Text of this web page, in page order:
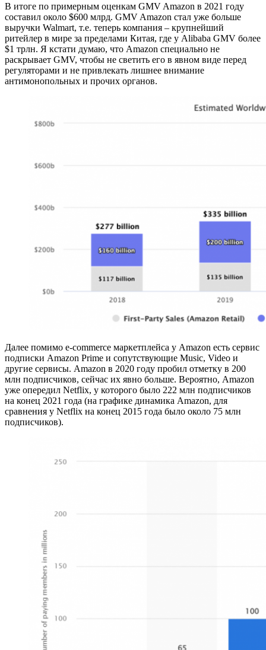
В итоге по примерным оценкам GMV Amazon в 2021 году
составил около $600 млрд. GMV Amazon стал уже больше
выручки Walmart, т.е. теперь компания – крупнейший
ритейлер в мире за пределами Китая, где у Alibaba GMV более
$1 трлн. Я кстати думаю, что Amazon специально не
раскрывает GMV, чтобы не светить его в явном виде перед
регуляторами и не привлекать лишнее внимание
антимонопольных и прочих органов.
Далее помимо e-commerce маркетплейса у Amazon есть сервис
подписки Amazon Prime и сопутствующие Music, Video и
другие сервисы. Amazon в 2020 году пробил отметку в 200
млн подписчиков, сейчас их явно больше. Вероятно, Amazon
уже опередил Netflix, у которого было 222 млн подписчиков
на конец 2021 года (на графике динамика Amazon, для
сравнения у Netflix на конец 2015 года было около 75 млн
подписчиков).